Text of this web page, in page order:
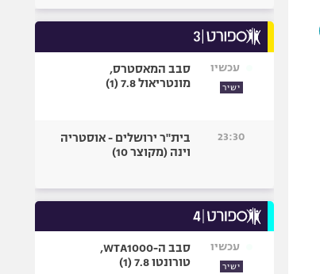
עכשיו
ישיר
סבב המאסטרס,
מונטריאול 7.8 (1)
23:30
בית"ר ירושלים - אוסטריה
וינה (מקוצר 10)
עכשיו
ישיר
סבב ה-WTA1000,
טורונטו 7.8 (1)